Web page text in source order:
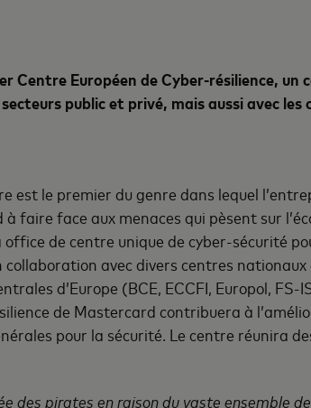
Centre Européen de Cyber-résilience,
public et privé, mais aussi avec
le premier du genre dans lequel
face aux menaces qui pèsent sur
de centre unique de cyber-sécurité
avec divers centres
d’Europe (BCE, ECCFI, Europol,
de Mastercard contribuera à
pour la sécurité. Le centre réunira
des pirates en raison du vaste ensemble